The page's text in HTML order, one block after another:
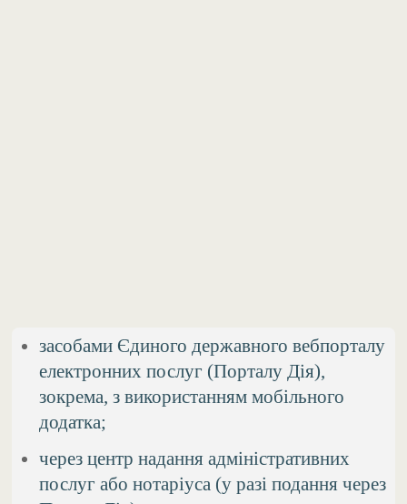
засобами Єдиного державного вебпорталу
електронних послуг (Порталу Дія),
зокрема, з використанням мобільного
додатка;
через центр надання адміністративних
послуг або нотаріуса (у разі подання через